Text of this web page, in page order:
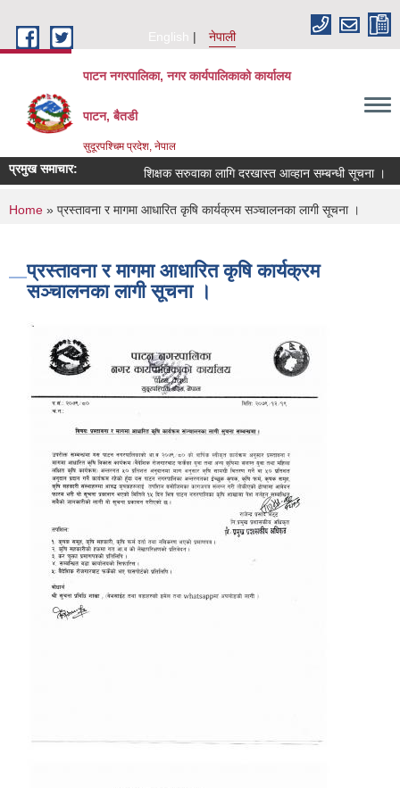
English
नेपाली
पाटन नगरपालिका, नगर कार्यपालिकाको कार्यालय
पाटन, बैतडी
सुदूरपश्चिम प्रदेश, नेपाल
प्रमुख समाचार: शिक्षक सरुवाका लागि दरखास्त आव्हान सम्बन्धी सूचना ।
You are here
Home » प्रस्‍तावना र मागमा आधारित कृषि कार्यक्रम सञ्‍चालनका लागी सूचना ।
प्रस्‍तावना र मागमा आधारित कृषि कार्यक्रम
सञ्‍चालनका लागी सूचना ।